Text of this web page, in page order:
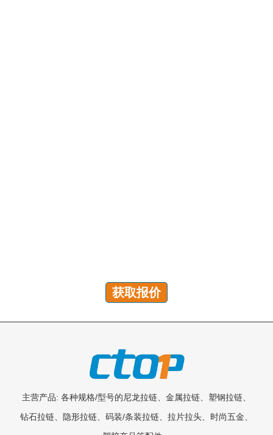
获取报价
主营产品: 各种规格/型号的尼龙拉链、金属拉链、塑钢拉链、
钻石拉链、隐形拉链、码装/条装拉链、拉片拉头、时尚五金、